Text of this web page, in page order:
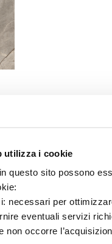
utilizza i cookie
questo sito possono
necessari per
eventuali servizi
non occorre
278 RM
naturale
Aspetto
opaco